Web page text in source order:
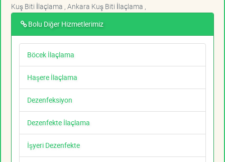
Kuş Biti İlaçlama , Ankara Kuş Biti İlaçlama ,
Bolu Diğer Hizmetlerimiz
Böcek İlaçlama
Haşere İlaçlama
Dezenfeksiyon
Dezenfekte İlaçlama
İşyeri Dezenfekte